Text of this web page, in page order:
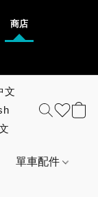
商店
單車配件